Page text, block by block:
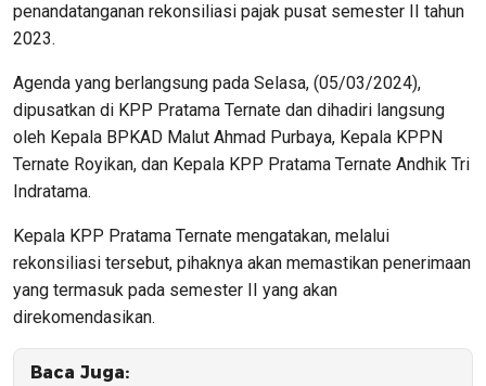
penandatanganan rekonsiliasi pajak pusat semester II tahun
2023.
Agenda yang berlangsung pada Selasa, (05/03/2024),
dipusatkan di KPP Pratama Ternate dan dihadiri langsung
oleh Kepala BPKAD Malut Ahmad Purbaya, Kepala KPPN
Ternate Royikan, dan Kepala KPP Pratama Ternate Andhik Tri
Indratama.
Kepala KPP Pratama Ternate mengatakan, melalui
rekonsiliasi tersebut, pihaknya akan memastikan penerimaan
yang termasuk pada semester II yang akan
direkomendasikan.
Baca Juga: